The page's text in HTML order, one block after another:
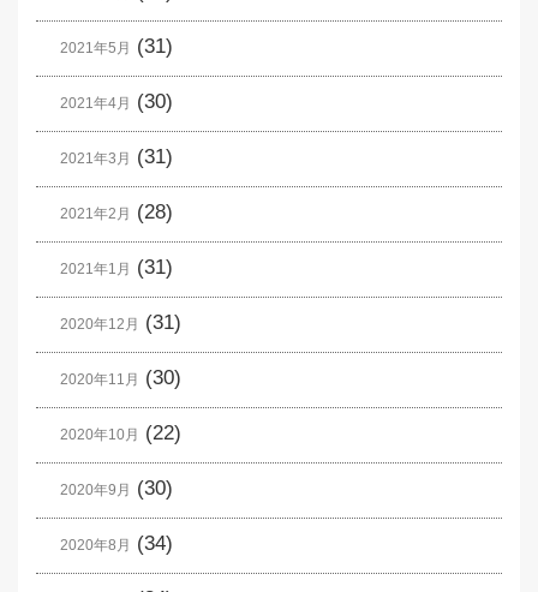
2021年5月 (31)
2021年4月 (30)
2021年3月 (31)
2021年2月 (28)
2021年1月 (31)
2020年12月 (31)
2020年11月 (30)
2020年10月 (22)
2020年9月 (30)
2020年8月 (34)